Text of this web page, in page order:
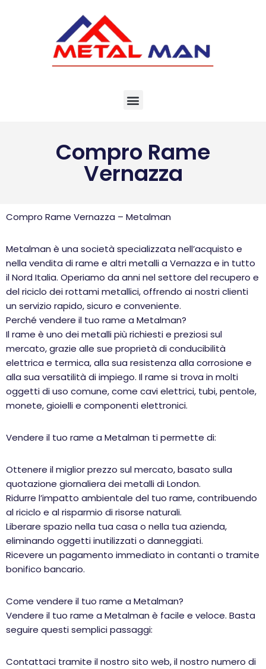
Compro Rame
Vernazza
Compro Rame Vernazza – Metalman
Metalman è una società specializzata nell’acquisto e
nella vendita di rame e altri metalli a Vernazza e in tutto
il Nord Italia. Operiamo da anni nel settore del recupero e
del riciclo dei rottami metallici, offrendo ai nostri clienti
un servizio rapido, sicuro e conveniente.
Perché vendere il tuo rame a Metalman?
Il rame è uno dei metalli più richiesti e preziosi sul
mercato, grazie alle sue proprietà di conducibilità
elettrica e termica, alla sua resistenza alla corrosione e
alla sua versatilità di impiego. Il rame si trova in molti
oggetti di uso comune, come cavi elettrici, tubi, pentole,
monete, gioielli e componenti elettronici.
Vendere il tuo rame a Metalman ti permette di:
Ottenere il miglior prezzo sul mercato, basato sulla
quotazione giornaliera dei metalli di London.
Ridurre l’impatto ambientale del tuo rame, contribuendo
al riciclo e al risparmio di risorse naturali.
Liberare spazio nella tua casa o nella tua azienda,
eliminando oggetti inutilizzati o danneggiati.
Ricevere un pagamento immediato in contanti o tramite
bonifico bancario.
Come vendere il tuo rame a Metalman?
Vendere il tuo rame a Metalman è facile e veloce. Basta
seguire questi semplici passaggi:
Contattaci tramite il nostro sito web, il nostro numero di